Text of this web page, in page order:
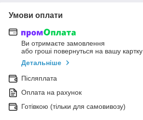
Умови оплати
Ви отримаєте замовлення
або гроші повернуться на вашу картку
Детальніше
Післяплата
Оплата на рахунок
Готівкою (тільки для самовивозу)